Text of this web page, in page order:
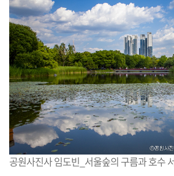
공원사진사 임도빈_서울숲의 구름과 호수